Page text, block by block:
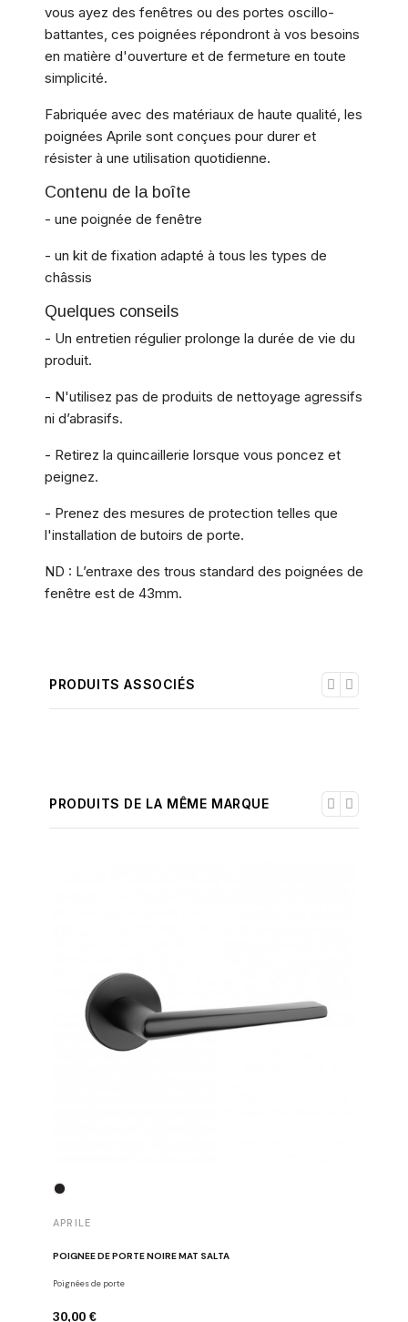
vous ayez des fenêtres ou des portes oscillo-
battantes, ces poignées répondront à vos besoins
en matière d'ouverture et de fermeture en toute
simplicité.
Fabriquée avec des matériaux de haute qualité, les
poignées Aprile sont conçues pour durer et
résister à une utilisation quotidienne.
Contenu de la boîte
- une poignée de fenêtre
- un kit de fixation adapté à tous les types de
châssis
Quelques conseils
- Un entretien régulier prolonge la durée de vie du
produit.
- N'utilisez pas de produits de nettoyage agressifs
ni d’abrasifs.
- Retirez la quincaillerie lorsque vous poncez et
peignez.
- Prenez des mesures de protection telles que
l'installation de butoirs de porte.
ND : L’entraxe des trous standard des poignées de
fenêtre est de 43mm.
PRODUITS ASSOCIÉS
PRODUITS DE LA MÊME MARQUE
APRILE
POIGNÉE DE PORTE NOIRE MAT SALTA
Poignées de porte
30,00 €